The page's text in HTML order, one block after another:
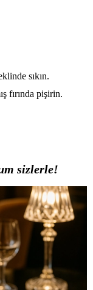
sıkın.
fırında pişirin.
sizlerle!